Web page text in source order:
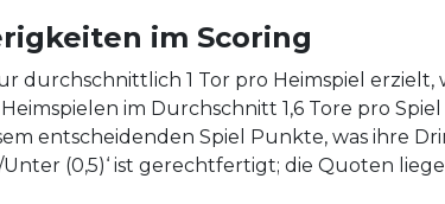
im Scoring
durchschnittlich 1 Tor pro Heimspiel erzielt,
im Durchschnitt 1,6 Tore pro
entscheidenden Spiel Punkte, was ihre
(0,5)‘ ist gerechtfertigt; die Quoten